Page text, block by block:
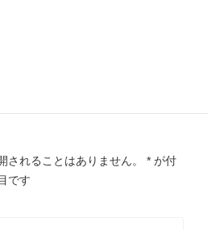
されることはありません。 * が付
です